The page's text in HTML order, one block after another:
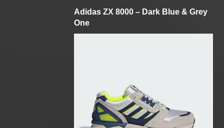
Adidas ZX 8000 – Dark Blue & Grey
One